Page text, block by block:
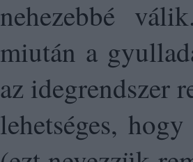
nehezebbé
miután a
az idegrendszer
lehetséges,